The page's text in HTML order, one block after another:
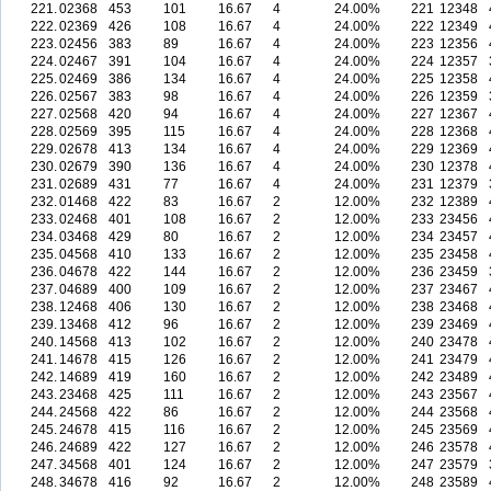
221.02368 453 101 16.67 4
24.00%
222.02369 426 108 16.67 4
24.00%
223.02456 383 89 16.67 4
24.00%
224.02467 391 104 16.67 4
24.00%
225.02469 386 134 16.67 4
24.00%
226.02567 383 98 16.67 4
24.00%
227.02568 420 94 16.67 4
24.00%
228.02569 395 115 16.67 4
24.00%
229.02678 413 134 16.67 4
24.00%
230.02679 390 136 16.67 4
24.00%
231.02689 431 77 16.67 4
24.00%
232.01468 422 83 16.67 2
12.00%
233.02468 401 108 16.67 2
12.00%
234.03468 429 80 16.67 2
12.00%
235.04568 410 133 16.67 2
12.00%
236.04678 422 144 16.67 2
12.00%
237.04689 400 109 16.67 2
12.00%
238. 12468 406 130 16.67 2
12.00%
239. 13468 412 96 16.67 2
12.00%
240. 14568 413 102 16.67 2
12.00%
241. 14678 415 126 16.67 2
12.00%
242. 14689 419 160 16.67 2
12.00%
243.23468 425 111 16.67 2
12.00%
244.24568 422 86 16.67 2
12.00%
245.24678 415 116 16.67 2
12.00%
246.24689 422 127 16.67 2
12.00%
247.34568 401 124 16.67 2
12.00%
248.34678 416 92 16.67 2
12.00%
221 12348
222 12349
223 12356
224 12357
225 12358
226 12359
227 12367
228 12368
229 12369
230 12378
231 12379
232 12389
233 23456
234 23457
235 23458
236 23459
237 23467
238 23468
239 23469
240 23478
241 23479
242 23489
243 23567
244 23568
245 23569
246 23578
247 23579
248 23589